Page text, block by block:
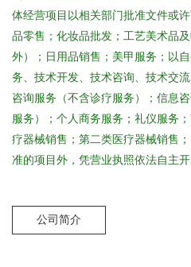
体经营项目以相关部门批准文件或
品零售；化妆品批发；工艺美术品
外）；日用品销售；美甲服务；以
务、技术开发、技术咨询、技术交
咨询服务（不含诊疗服务）；信息
服务）；个人商务服务；礼仪服务
疗器械销售；第二类医疗器械销售
准的项目外，凭营业执照依法自主开
公司简介